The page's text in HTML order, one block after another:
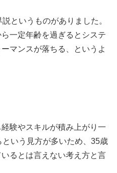
というものがありました。
一定年齢を過ぎるとシステ
マンスが落ちる、というよ
験やスキルが積み上がり一
いう見方が多いため、35歳
るとは言えない考え方と言